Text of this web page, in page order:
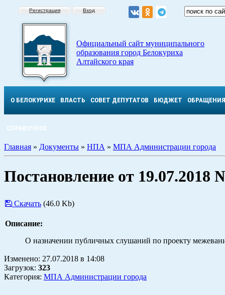
Регистрация Вход
Официальный сайт муниципального
образования город Белокуриха
Алтайского края
О БЕЛОКУРИХЕ ВЛАСТЬ СОВЕТ ДЕПУТАТОВ БЮДЖЕТ ОБРАЩЕНИЯ
СПРАВОЧНОЕ
Главная » Документы » НПА » МПА Администрации города
Постановление от 19.07.2018
Скачать (46.0 Kb)
Описание:
О назначении публичных слушаний по проекту
Изменено: 27.07.2018 в 14:08
Загрузок: 323
Категория: МПА Администрации города